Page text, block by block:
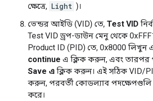
ক্ষেত্রে, Light )।
ভেন্ডর আইডি (VID) তে, Test VID
Test VID ড্রপ-ডাউন মেনু থেকে
Product ID (PID) তে, 0x8000 লিখুন
continue এ ক্লিক করুন, এবং তারপর
Save এ ক্লিক করুন। এই সঠিক VID/
করুন, পরবর্তী কোডল্যাব পদক্ষেপগুলি
করে।